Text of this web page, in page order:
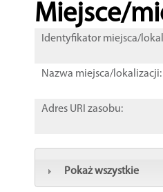
Miejsce/
Identyfikator miejsca/
Nazwa miejsca/lokalizacji:
Adres URI zasobu:
Pokaż wszystkie